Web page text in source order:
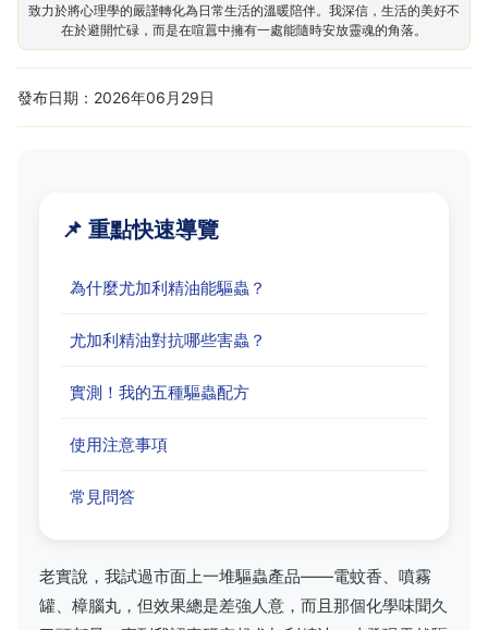
致力於將心理學的嚴謹轉化為日常生活的溫暖陪伴。我深信，生活的美好不
在於避開忙碌，而是在喧囂中擁有一處能隨時安放靈魂的角落。
發布日期：2026年06月29日
📌 重點快速導覽
為什麼尤加利精油能驅蟲？
尤加利精油對抗哪些害蟲？
實測！我的五種驅蟲配方
使用注意事項
常見問答
老實說，我試過市面上一堆驅蟲產品——電蚊香、噴霧
罐、樟腦丸，但效果總是差強人意，而且那個化學味聞久